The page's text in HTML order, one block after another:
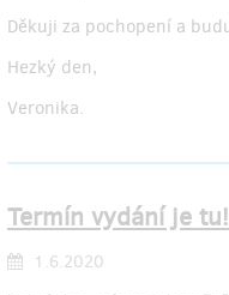
Děkuji za pochopení a
Hezký den,
Veronika.
Termín vydání je
1.6.2020